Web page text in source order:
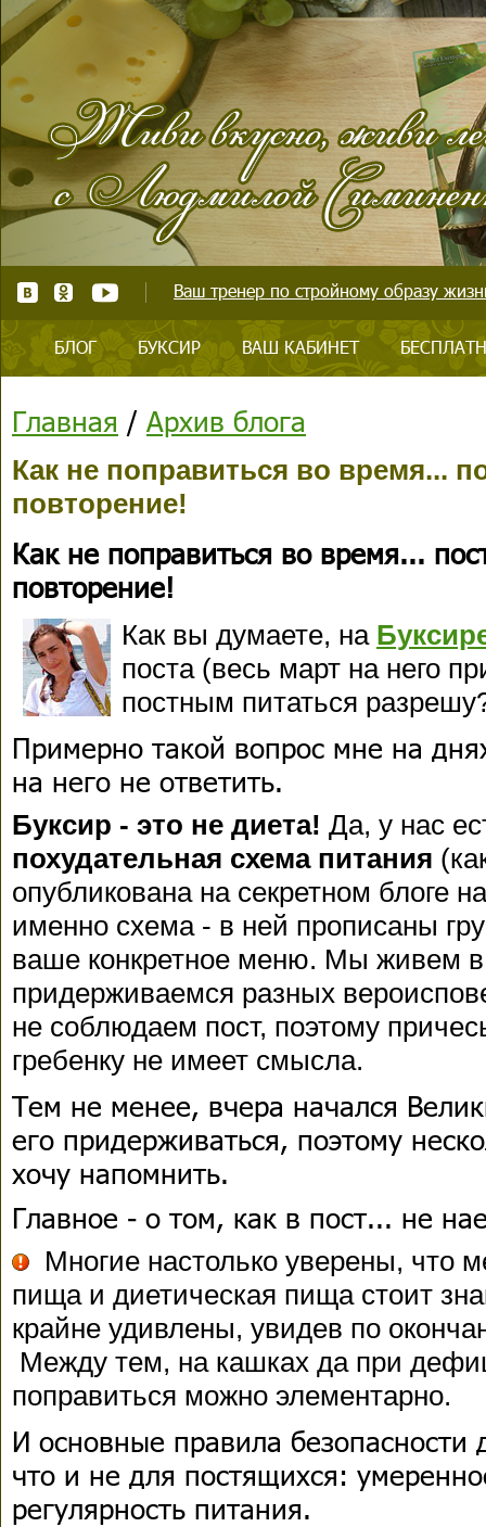
Ваш тренер по стройному образу
БЛОГ БУКСИР ВАШ КАБИНЕТ
Главная / Архив блога
Как не поправиться во время...
повторение!
Как не поправиться во время...
повторение!
Как вы думаете, на
поста (весь март на него
постным питаться
Примерно такой вопрос мне на
на него не ответить.
Буксир - это не диета! Да, у нас
похудательная схема питания
опубликована на секретном блоге
именно схема - в ней прописаны
ваше конкретное меню. Мы живем в
придерживаемся разных
не соблюдаем пост, поэтому
гребенку не имеет смысла.
Тем не менее, вчера начался
его придерживаться, поэтому
хочу напомнить.
Главное - о том, как в пост... не
Многие настолько уверены, что
пища и диетическая пища стоит
крайне удивлены, увидев по
Между тем, на кашках да при
поправиться можно элементарно.
И основные правила
что и не для постящихся:
регулярность питания.